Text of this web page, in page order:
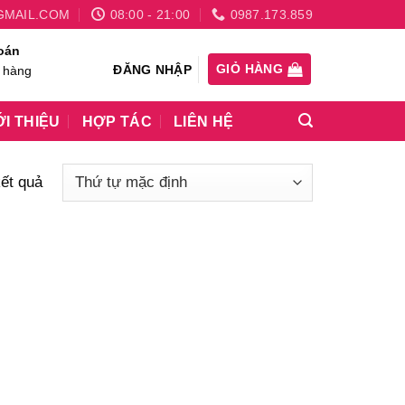
08:00 - 21:00 0987.173.859
ĐĂNG NHẬP GIỎ HÀNG
THIỆU HỢP TÁC LIÊN HỆ
quả